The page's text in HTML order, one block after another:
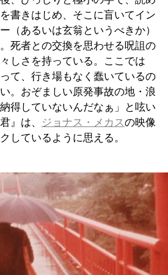
書きはじめ、そこに盲いてイン
（あるいは玄翁というべきか）
死者との交換を思わせる呪詛の
しさを持っている。ここでは
て、行き場もなく蠢いているの
。おぞましい原発事故の地・浪
得していないんだなぁ」と呟い
』は、 ジョナス・メカスの映像
しているように思える。